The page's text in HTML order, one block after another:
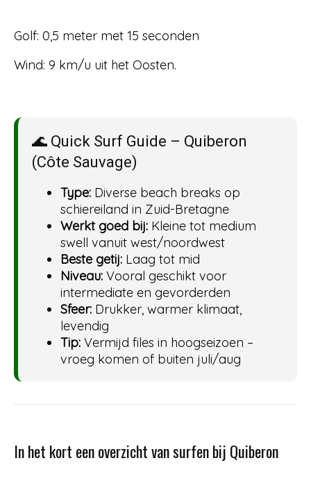
Golf: 0,5 meter met 15 seconden
Wind: 9 km/u uit het Oosten.
🌊 Quick Surf Guide – Quiberon
(Côte Sauvage)
Type: Diverse beach breaks op
schiereiland in Zuid-Bretagne
Werkt goed bij: Kleine tot medium
swell vanuit west/noordwest
Beste getij: Laag tot mid
Niveau: Vooral geschikt voor
intermediate en gevorderden
Sfeer: Drukker, warmer klimaat,
levendig
Tip: Vermijd files in hoogseizoen –
vroeg komen of buiten juli/aug
In het kort een overzicht van surfen bij Quiberon